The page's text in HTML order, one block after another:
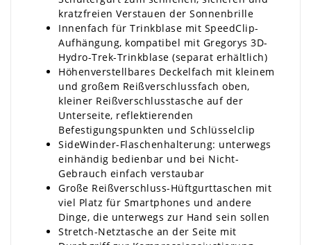
kratzfreien Verstauen der Sonnenbrille
Innenfach für Trinkblase mit SpeedClip-
Aufhängung, kompatibel mit Gregorys 3D-
Hydro-Trek-Trinkblase (separat erhältlich)
Höhenverstellbares Deckelfach mit kleinem
und großem Reißverschlussfach oben,
kleiner Reißverschlusstasche auf der
Unterseite, reflektierenden
Befestigungspunkten und Schlüsselclip
SideWinder-Flaschenhalterung: unterwegs
einhändig bedienbar und bei Nicht-
Gebrauch einfach verstaubar
Große Reißverschluss-Hüftgurttaschen mit
viel Platz für Smartphones und andere
Dinge, die unterwegs zur Hand sein sollen
Stretch-Netztasche an der Seite mit